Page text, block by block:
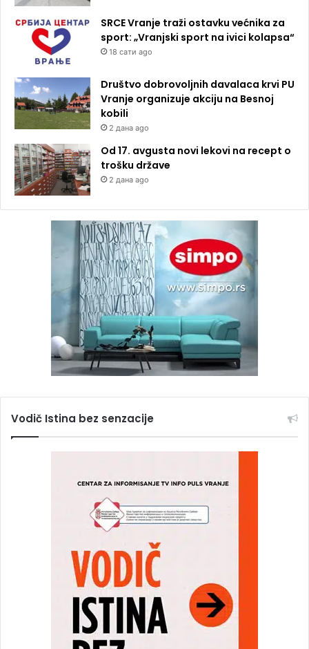
SRCE Vranje traži ostavku većnika za
sport: „Vranjski sport na ivici kolapsa“
18 сати ago
Društvo dobrovoljnih davalaca krvi PU
Vranje organizuje akciju na Besnoj
kobili
2 дана ago
Od 17. avgusta novi lekovi na recept o
trošku države
2 дана ago
Vodič Istina bez senzacije